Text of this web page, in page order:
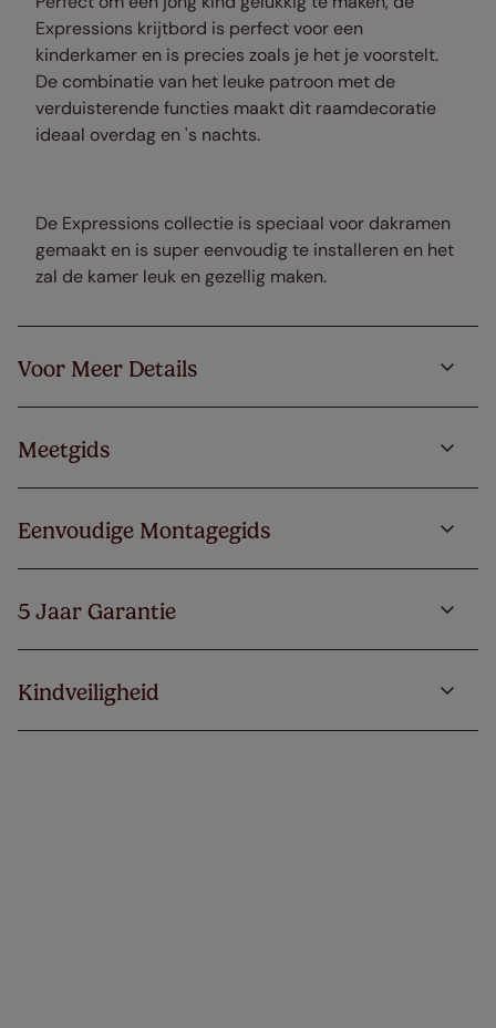
Expressions krijtbord is perfect voor een
kinderkamer en is precies zoals je het je voorstelt.
De combinatie van het leuke patroon met de
verduisterende functies maakt dit raamdecoratie
ideaal overdag en 's nachts.
De Expressions collectie is speciaal voor dakramen
gemaakt en is super eenvoudig te installeren en het
zal de kamer leuk en gezellig maken.
Voor Meer Details
Meetgids
Eenvoudige Montagegids
5 Jaar Garantie
Kindveiligheid